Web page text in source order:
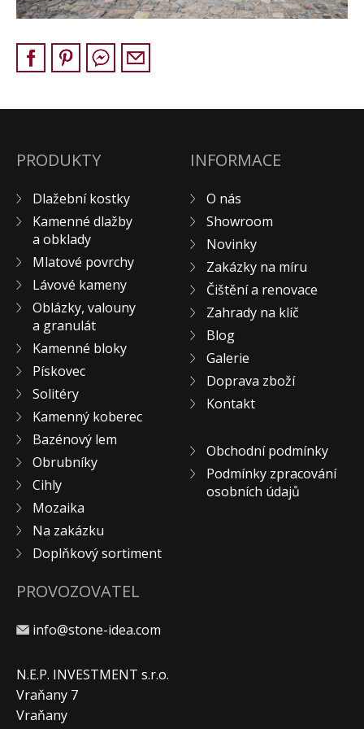
Pískovec
Solitéry
Kamenné bloky
BERA GRAVEL FIX
Terazzo
DLAŽEBNÍ KOSTKY
KAMENNÉ DLAŽBY, OBKLADY
MLATOVÉ POVRCHY
ZAKÁZKY NA MÍRU
VÝPRODEJ
NOVINKY
BLOG
PRODUKTY
Dlažební kostky
Kamenné dlažby
a obklady
Mlatové povrchy
Lávové kameny
Oblázky, valouny
a granulát
Kamenné bloky
Pískovec
Solitéry
Kamenný koberec
Bazénový lem
Obrubníky
Cihly
Mozaika
Na zakázku
Doplňkový sortiment
INFORMACE
O nás
Showroom
Novinky
Zakázky na míru
Čištění a renovace
Zahrady na klíč
Blog
Galerie
Doprava zboží
Kontakt
Obchodní podmínky
Podmínky zpracování
osobních údajů
PROVOZOVATEL
info@stone-idea.com
N.E.P. INVESTMENT s.r.o.
Vraňany 7
Vraňany